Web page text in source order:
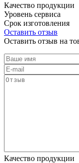
Качество продукции
Уровень сервиса
Срок изготовления
Оставить отзыв
Оставить отзыв на
Качество продукции